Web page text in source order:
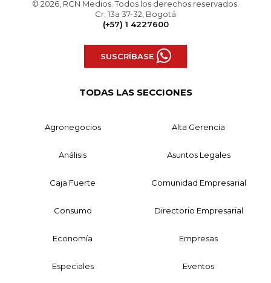
© 2026, RCN Medios. Todos los derechos reservados.
Cr. 13a 37-32, Bogotá
(+57) 1 4227600
SUSCRÍBASE
TODAS LAS SECCIONES
Agronegocios Alta Gerencia
Análisis Asuntos Legales
Caja Fuerte Comunidad Empresarial
Consumo Directorio Empresarial
Economía Empresas
Especiales Eventos